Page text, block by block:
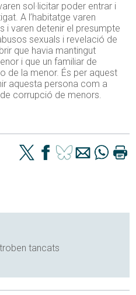
sol·licitar poder entrar i
A l’habitatge varen
i varen detenir el presumpte
sexuals i revelació de
que havia mantingut
i que un familiar de
de la menor. És per aquest
aquesta persona com a
corrupció de menors.
tancats